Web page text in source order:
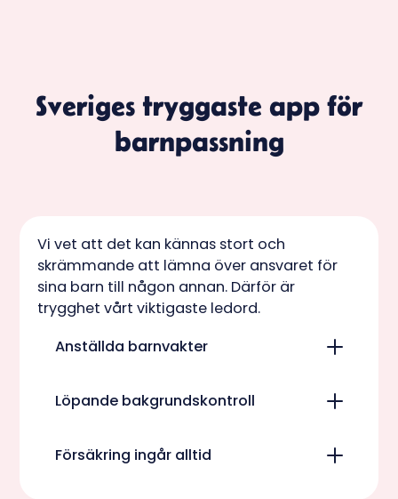
Sveriges tryggaste app för
barnpassning
Vi vet att det kan kännas stort och
skrämmande att lämna över ansvaret för
sina barn till någon annan. Därför är
trygghet vårt viktigaste ledord.
Anställda barnvakter
kontrollerar deras identitet och för de
målsmans godkännande.
Löpande bakgrundskontroll
register, bland annat
Försäkring ingår alltid